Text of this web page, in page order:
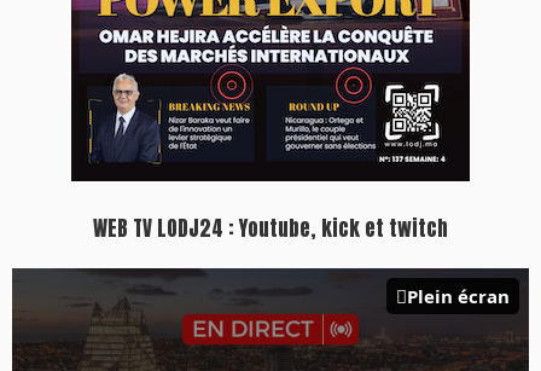
WEB TV LODJ24 : Youtube, kick et twitch
Plein écran